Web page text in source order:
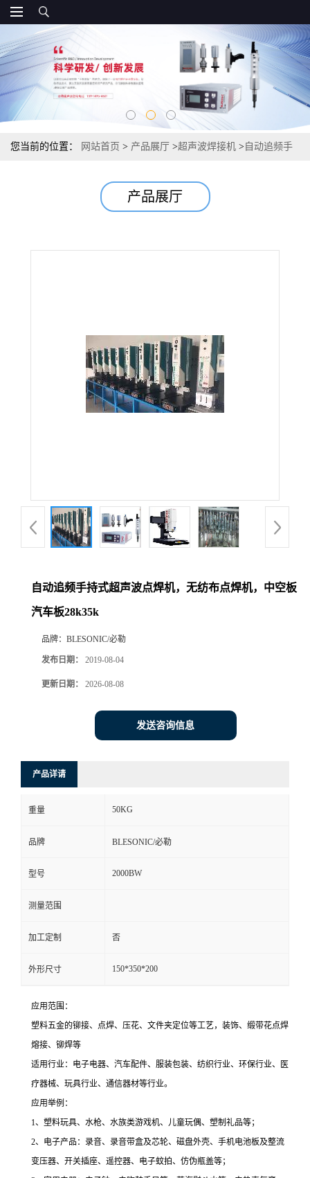
您当前的位置： 网站首页 > 产品展厅 >超声波焊接机 > 自动追频手
产品展厅
自动追频手持式超声波点焊机，无纺布点焊机，中空板
汽车板28k35k
品牌： BLESONIC/必勒
发布日期： 2019-08-04
更新日期： 2026-08-08
发送咨询信息
产品详请
重量 50KG
品牌 BLESONIC/必勒
型号 2000BW
测量范围
加工定制 否
外形尺寸 150*350*200
应用范围：
塑料五金的铆接、点焊、压花、文件夹定位等工艺，装饰、缎带花点焊
熔接、铆焊等
适用行业：电子电器、汽车配件、服装包装、纺织行业、环保行业、医
疗器械、玩具行业、通信器材等行业。
应用举例：
1、塑料玩具、水枪、水族类游戏机、儿童玩偶、塑制礼品等；
2、电子产品：录音、录音带盒及芯轮、磁盘外壳、手机电池板及整流
变压器、开关插座、遥控器、电子蚊拍、仿伪瓶盖等；